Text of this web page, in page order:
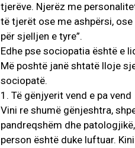
tjerëve. Njerëz me
të tjerët ose me ashpërsi,
për sjelljen e tyre”.
Edhe pse sociopatia është e
Më poshtë janë shtatë lloje
sociopatë.
1. Të gënjyerit vend e pa vend
Vini re shumë gënjeshtra,
pandreqshëm dhe
person është duke luftuar.